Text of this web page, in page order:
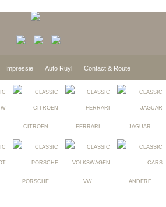
Impressie Auto Ruyl Contact & Route
CITROEN FERRARI JAGUAR
PORSCHE VW ANDERE